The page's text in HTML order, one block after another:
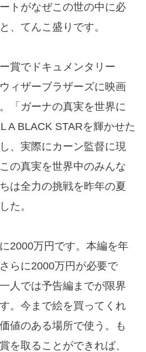
トがなぜこの世の中に必
、てんこ盛りです。
賞でドキュメンタリー
ィザーブラザーズに映画
「ガーナの真実を世界に
A BLACK STARを輝かせた
、実際にカーン監督に現
の真実を世界中のみんな
は全力の挑戦を昨年の夏
した。
2000万円です。本編を年
らに2000万円が必要で
人では予告編までが限界
。今まで絵を買ってくれ
値のある場所で使う。も
を取ることができれば、